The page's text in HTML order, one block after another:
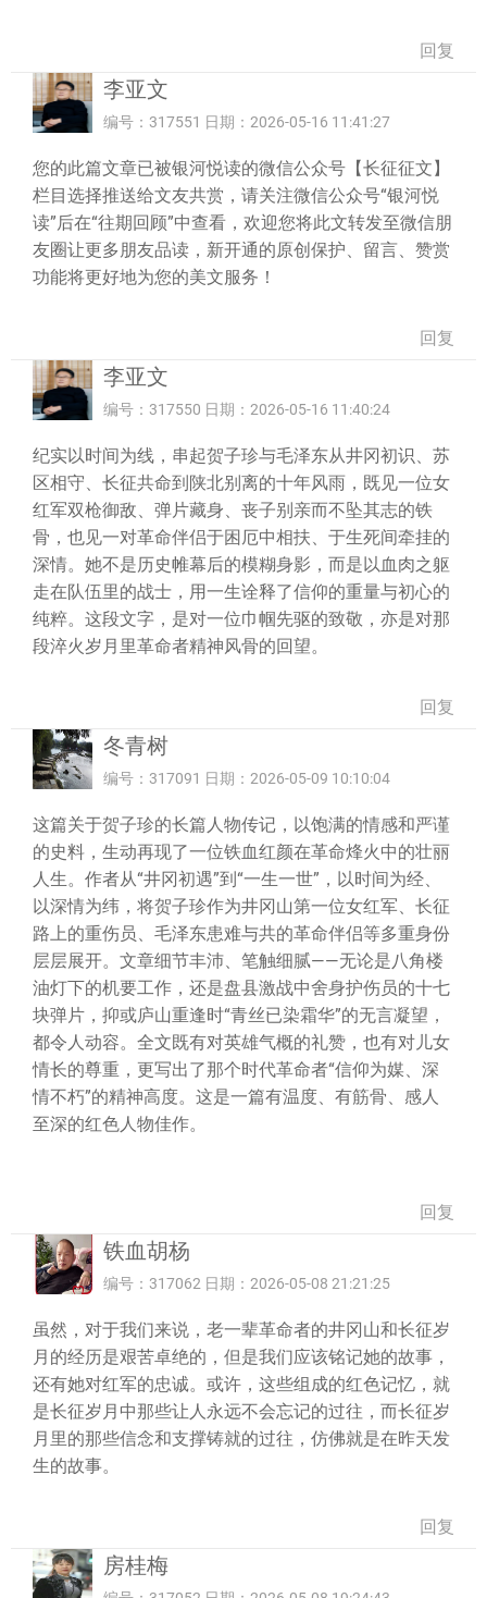
回复
李亚文
编号：317551 日期：2026-05-16 11:41:27
您的此篇文章已被银河悦读的微信公众号【长征征文】
栏目选择推送给文友共赏，请关注微信公众号“银河悦
读”后在“往期回顾”中查看，欢迎您将此文转发至微信朋
友圈让更多朋友品读，新开通的原创保护、留言、赞赏
功能将更好地为您的美文服务！
回复
李亚文
编号：317550 日期：2026-05-16 11:40:24
纪实以时间为线，串起贺子珍与毛泽东从井冈初识、苏
区相守、长征共命到陕北别离的十年风雨，既见一位女
红军双枪御敌、弹片藏身、丧子别亲而不坠其志的铁
骨，也见一对革命伴侣于困厄中相扶、于生死间牵挂的
深情。她不是历史帷幕后的模糊身影，而是以血肉之躯
走在队伍里的战士，用一生诠释了信仰的重量与初心的
纯粹。这段文字，是对一位巾帼先驱的致敬，亦是对那
段淬火岁月里革命者精神风骨的回望。
回复
冬青树
编号：317091 日期：2026-05-09 10:10:04
这篇关于贺子珍的长篇人物传记，以饱满的情感和严谨
的史料，生动再现了一位铁血红颜在革命烽火中的壮丽
人生。作者从“井冈初遇”到“一生一世”，以时间为经、
以深情为纬，将贺子珍作为井冈山第一位女红军、长征
路上的重伤员、毛泽东患难与共的革命伴侣等多重身份
层层展开。文章细节丰沛、笔触细腻——无论是八角楼
油灯下的机要工作，还是盘县激战中舍身护伤员的十七
块弹片，抑或庐山重逢时“青丝已染霜华”的无言凝望，
都令人动容。全文既有对英雄气概的礼赞，也有对儿女
情长的尊重，更写出了那个时代革命者“信仰为媒、深
情不朽”的精神高度。这是一篇有温度、有筋骨、感人
至深的红色人物佳作。
回复
铁血胡杨
编号：317062 日期：2026-05-08 21:21:25
虽然，对于我们来说，老一辈革命者的井冈山和长征岁
月的经历是艰苦卓绝的，但是我们应该铭记她的故事，
还有她对红军的忠诚。或许，这些组成的红色记忆，就
是长征岁月中那些让人永远不会忘记的过往，而长征岁
月里的那些信念和支撑铸就的过往，仿佛就是在昨天发
生的故事。
回复
房桂梅